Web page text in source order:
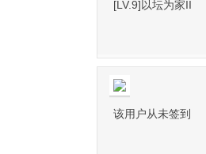
[LV.9]以坛为家II
该用户从未签到